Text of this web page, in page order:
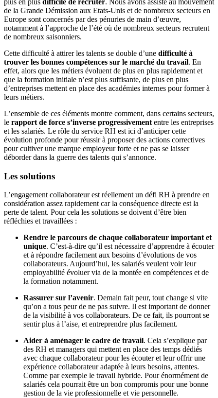
plus en plus difficile de recruter. Nous avons assisté au mouvement
de la Grande Démission aux Etats-Unis et de nombreux secteurs en
Europe sont concernés par des pénuries de main d’œuvre,
notamment à l’approche de l’été où de nombreux secteurs recrutent
de nombreux saisonniers.
Cette difficulté à attirer les talents se double d’une difficulté à
trouver les bonnes compétences sur le marché du travail. En
effet, alors que les métiers évoluent de plus en plus rapidement et
que la formation initiale n’est plus suffisante, de plus en plus
d’entreprises mettent en place des académies internes pour former à
leurs métiers.
L’ensemble de ces éléments montre comment, dans certains secteurs,
le rapport de force s’inverse progressivement entre les entreprises
et les salariés. Le rôle du service RH est ici d’anticiper cette
évolution profonde pour réussir à proposer des actions correctives
pour cultiver une marque employeur forte et ne pas se laisser
déborder dans la guerre des talents qui s’annonce.
Les solutions
L’engagement collaborateur est réellement un défi RH à prendre en
considération assez rapidement car la conséquence directe est la
perte de talent. Pour cela les solutions se doivent d’être bien
réfléchies et travaillées :
Rendre le parcours de chaque collaborateur important et
unique. C’est-à-dire qu’il est nécessaire d’apprendre à écouter
et à répondre facilement aux besoins d’évolutions de vos
collaborateurs. Aujourd’hui, les salariés veulent voir leur
employabilité évoluer via de la montée en compétences et de
la formation notamment.
Rassurer sur l’avenir. Demain fait peur, tout change si vite
qu’on a tous peur de ne pas suivre. Il est important de donner
de la visibilité à vos collaborateurs. De ce fait, ils pourront se
sentir plus à l’aise, et entreprendre plus facilement.
Aider à aménager le cadre de travail. Cela s’explique par
des RH et managers qui mettent en place des temps dédiés
avec chaque collaborateur pour les écouter et leur offrir une
expérience collaborateur adaptée à leurs besoins, attentes.
Comme par exemple le travail hybride. Pour énormément de
salariés cela pourrait être un bon compromis pour une bonne
gestion de la vie professionnelle et vie personnelle.